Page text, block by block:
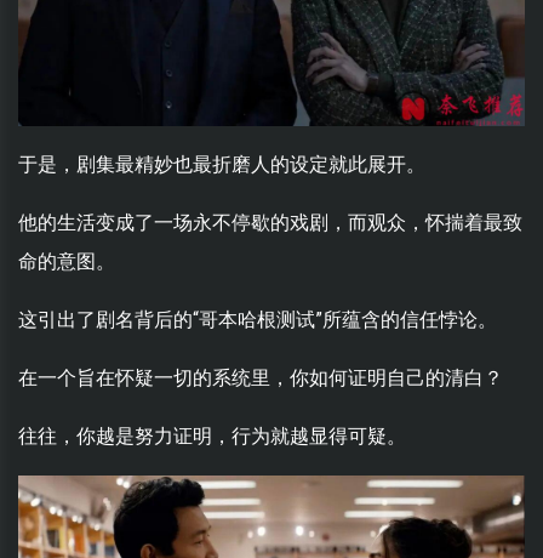
于是，剧集最精妙也最折磨人的设定就此展开。
他的生活变成了一场永不停歇的戏剧，而观众，怀揣着最致
命的意图。
这引出了剧名背后的“哥本哈根测试”所蕴含的信任悖论。
在一个旨在怀疑一切的系统里，你如何证明自己的清白？
往往，你越是努力证明，行为就越显得可疑。